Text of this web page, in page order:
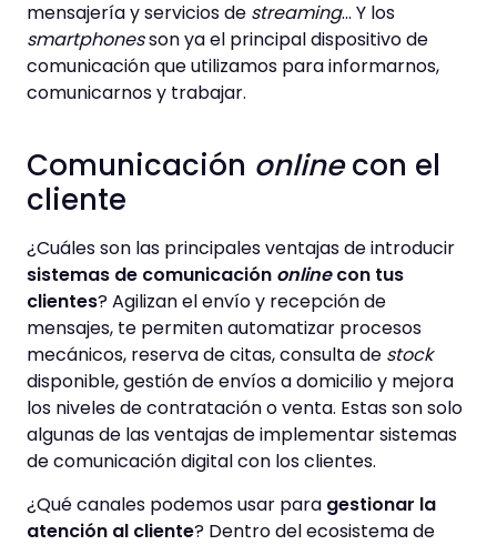
mensajería y servicios de streaming… Y los
smartphonesson ya el principal dispositivo de
comunicación que utilizamos para informarnos,
comunicarnos y trabajar.
Comunicación onlinecon el
cliente
¿Cuáles son las principales ventajas de introducir
sistemas de comunicación onlinecon tus
clientes? Agilizan el envío y recepción de
mensajes, te permiten automatizar procesos
mecánicos, reserva de citas, consulta de stock
disponible, gestión de envíos a domicilio y mejora
los niveles de contratación o venta. Estas son solo
algunas de las ventajas de implementar sistemas
de comunicación digital con los clientes.
¿Qué canales podemos usar para gestionar la
atención al cliente? Dentro del ecosistema de